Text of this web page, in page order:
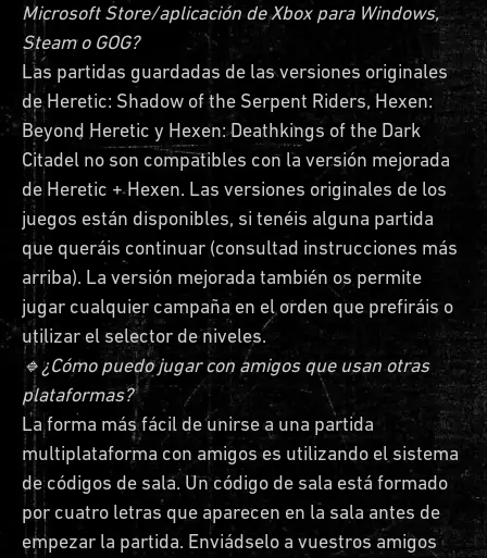
Microsoft Store/aplicación de Xbox para Windows,
Steam o GOG?
Las partidas guardadas de las versiones originales
de Heretic: Shadow of the Serpent Riders, Hexen:
Beyond Heretic y Hexen: Deathkings of the Dark
Citadel no son compatibles con la versión mejorada
de Heretic + Hexen. Las versiones originales de los
juegos están disponibles, si tenéis alguna partida
que queráis continuar (consultad instrucciones más
arriba). La versión mejorada también os permite
jugar cualquier campaña en el orden que prefiráis o
utilizar el selector de niveles.
🔹¿Cómo puedo jugar con amigos que usan otras
plataformas?
La forma más fácil de unirse a una partida
multiplataforma con amigos es utilizando el sistema
de códigos de sala. Un código de sala está formado
por cuatro letras que aparecen en la sala antes de
empezar la partida. Enviádselo a vuestros amigos